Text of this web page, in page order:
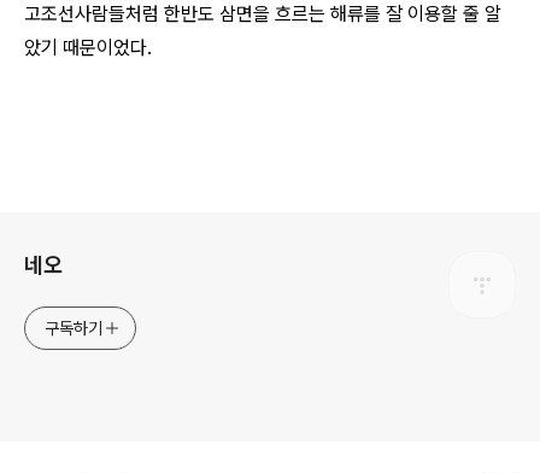
고조선사람들처럼 한반도 삼면을 흐르는 해류를 잘 이용할 줄 알
았기 때문이었다.
네오
구독하기